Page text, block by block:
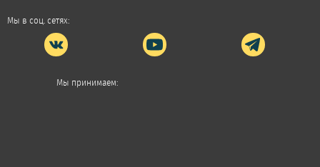
Мы в соц. сетях:
Мы принимаем: